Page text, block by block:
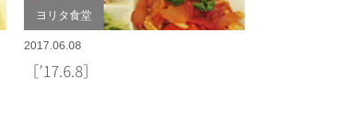
ヨリタ食堂
2017.06.08
［’17.6.8］